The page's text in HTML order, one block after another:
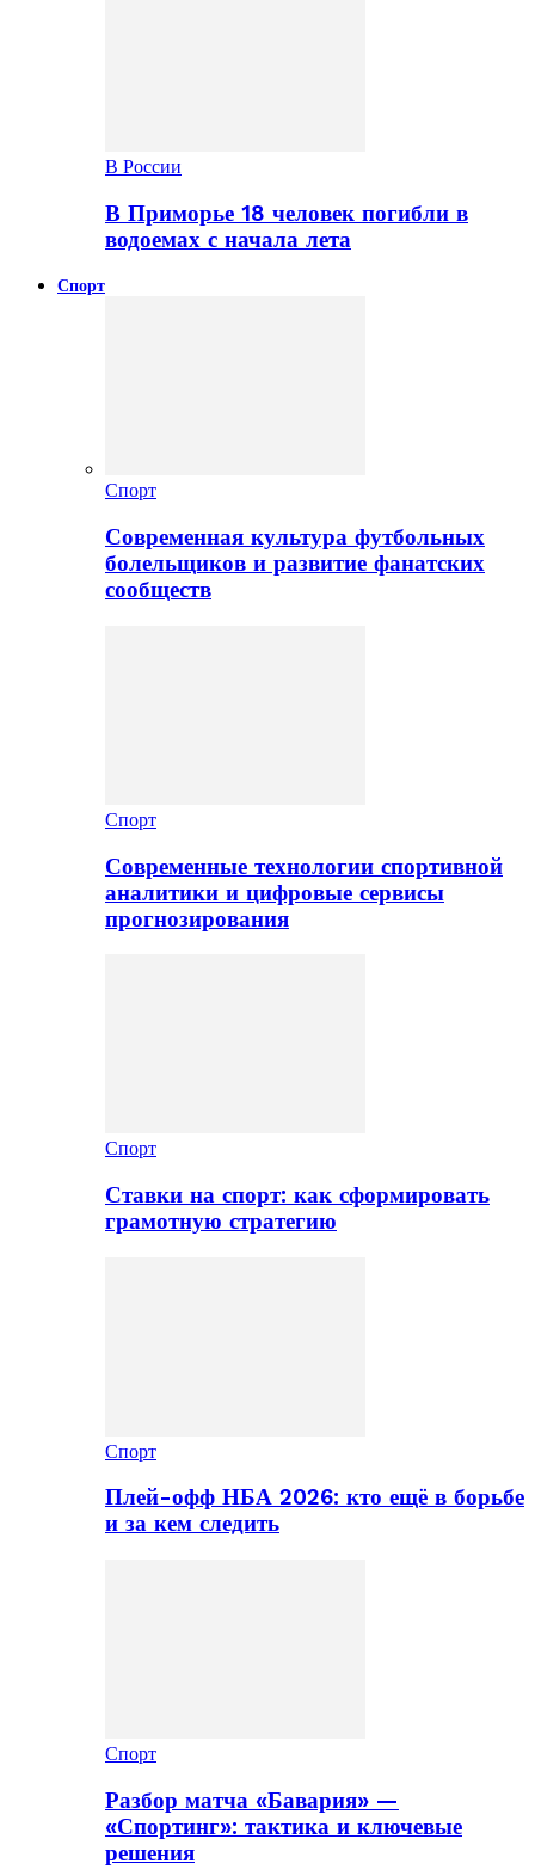
В России
В Приморье 18 человек погибли в
водоемах с начала лета
Спорт
Спорт
Современная культура футбольных
болельщиков и развитие фанатских
сообществ
Спорт
Современные технологии спортивной
аналитики и цифровые сервисы
прогнозирования
Спорт
Ставки на спорт: как сформировать
грамотную стратегию
Спорт
Плей-офф НБА 2026: кто ещё в борьбе
и за кем следить
Спорт
Разбор матча «Бавария» —
«Спортинг»: тактика и ключевые
решения